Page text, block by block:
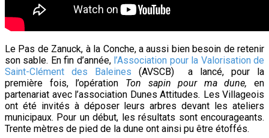
Le Pas de Zanuck, à la Conche, a aussi bien besoin de retenir
son sable. En fin d’année, l’Association pour la Valorisation de
Saint-Clément des Baleines (AVSCB) a lancé, pour la
première fois, l’opération Ton sapin pour ma dune, en
partenariat avec l’association Dunes Attitudes. Les Villageois
ont été invités à déposer leurs arbres devant les ateliers
municipaux. Pour un début, les résultats sont encourageants.
Trente mètres de pied de la dune ont ainsi pu être étoffés.